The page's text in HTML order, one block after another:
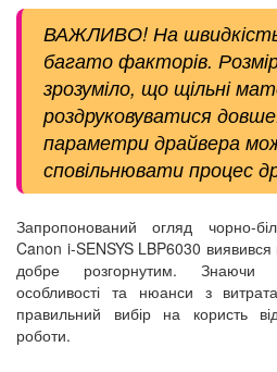
ВАЖЛИВО! На швидкість
багато факторів.
зрозуміло, що щільні
роздруковуватися
параметри драйвера
сповільнювати процес
Запропонований огляд чорно-
Canon i-SENSYS LBP6030
добре розгорнутим. Знаючи
особливості та нюанси з
правильний вибір на користь
роботи.